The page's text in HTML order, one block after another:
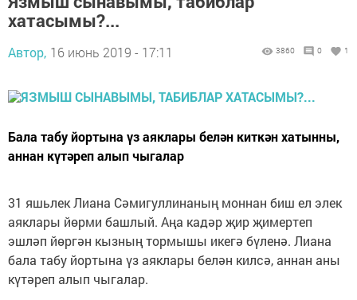
хатасымы?...
Автор, 16 июнь 2019 - 17:11 3860 0 1
Бала табу йортына үз аяклары белән киткән хатынны,
аннан күтәреп алып чыгалар
31 яшьлек Лиана Сәмигуллинаның моннан биш ел элек
аяклары йөрми башлый. Аңа кадәр җир җимер­теп
эшләп йөргән кызның тормышы икегә бүленә. Лиана
бала табу йортына үз аяклары белән килсә, аннан аны
күтәреп алып чыгалар.